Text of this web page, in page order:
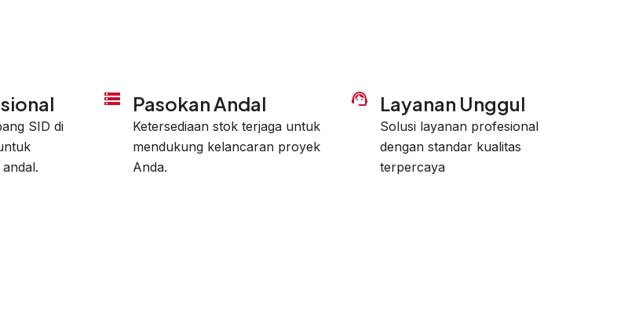
SID di
Pasokan Andal
Ketersediaan stok terjaga untuk
mendukung kelancaran proyek
Anda.
Layanan Unggul
Solusi layanan profesional
dengan standar kualitas
terpercaya